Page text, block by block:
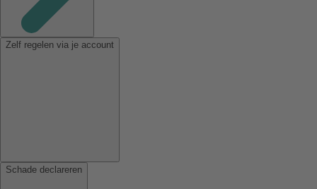
Zelf regelen via je account
Schade declareren